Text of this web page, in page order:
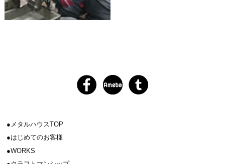
メタルハウスTOP
はじめてのお客様
WORKS